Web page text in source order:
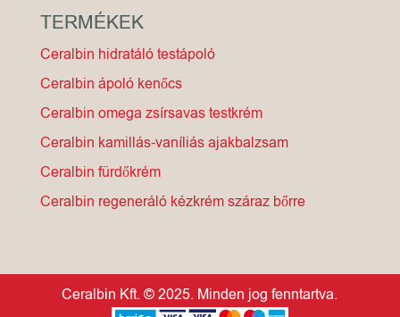
TERMÉKEK
Ceralbin hidratáló testápoló
Ceralbin ápoló kenőcs
Ceralbin omega zsírsavas testkrém
Ceralbin kamillás-vaníliás ajakbalzsam
Ceralbin fürdőkrém
Ceralbin regeneráló kézkrém száraz bőrre
Ceralbin Kft. © 2025. Minden jog fenntartva.